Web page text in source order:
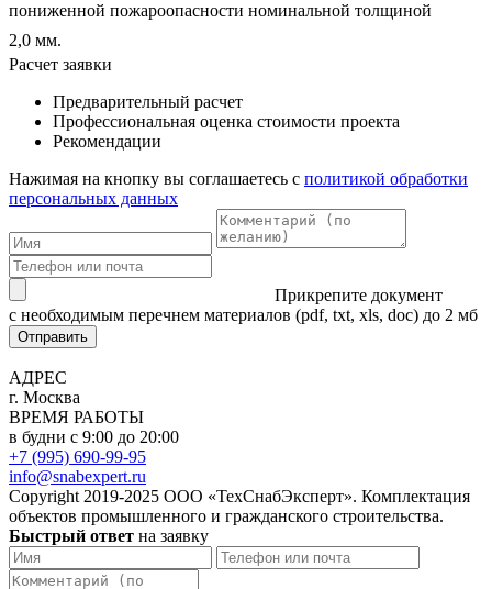
пониженной пожароопасности номинальной толщиной
2,0 мм.
Расчет заявки
Предварительный расчет
Профессиональная оценка стоимости проекта
Рекомендации
Нажимая на кнопку вы соглашаетесь с политикой обработки
персональных данных
Прикрепите документ
с необходимым перечнем материалов (pdf, txt, xls, doc) до 2 мб
Отправить
АДРЕС
г. Москва
ВРЕМЯ РАБОТЫ
в будни с 9:00 до 20:00
+7 (995) 690-99-95
info@snabexpert.ru
Copyright 2019-2025 ООО «ТехСнабЭксперт». Комплектация
объектов промышленного и гражданского строительства.
Быстрый ответ на заявку